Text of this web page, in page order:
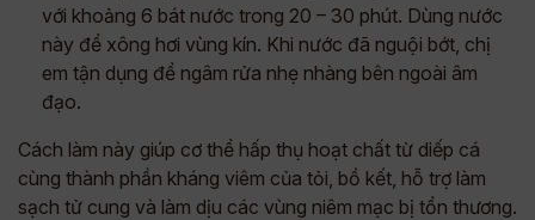
với khoảng 6 bát nước trong 20 – 30 phút. Dùng nước
này để xông hơi vùng kín. Khi nước đã nguội bớt, chị
em tận dụng để ngâm rửa nhẹ nhàng bên ngoài âm
đạo.
Cách làm này giúp cơ thể hấp thụ hoạt chất từ diếp cá
cùng thành phần kháng viêm của tỏi, bồ kết, hỗ trợ làm
sạch tử cung và làm dịu các vùng niêm mạc bị tổn thương.